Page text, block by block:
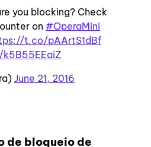
you blocking? Check
on #OperaMini
t.co/pAArtS1dBf
June 21, 2016
de bloqueio de